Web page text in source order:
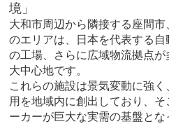
境」
大和市周辺から隣接する座間
のエリアは、日本を代表する
の工場、さらに広域物流拠点
大中心地です。
これらの施設は景気変動に強
用を地域内に創出しており、
ーカーが巨大な実需の基盤とな